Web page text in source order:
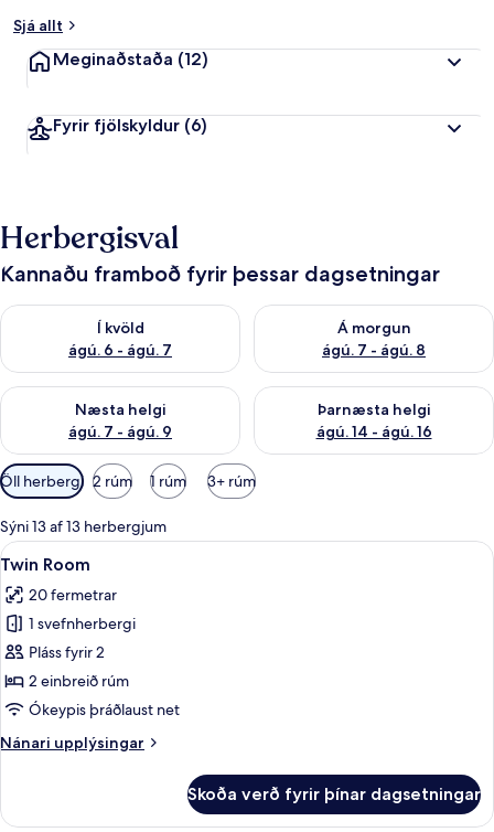
Sjá allt
Meginaðstaða (12)
Fyrir fjölskyldur (6)
Herbergisval
Kannaðu framboð fyrir þessar dagsetningar
Í kvöld
ágú. 6 - ágú. 7
Athuga framboð í kvöld ágú. 6 - ágú. 7
Á morgun
ágú. 7 - ágú. 8
Athuga framboð á morgun
Næsta helgi
ágú. 7 - ágú. 9
Athuga framboð næstu helgi ágú. 7 - ágú. 9
Þarnæsta helgi
ágú. 14 - ágú. 16
Athuga framboð þarnæstu
Síur
í
boði
fyrir
herbergi
Öll herbergi 2 rúm 1 rúm 3+ rúm
Sýni 13 af 13 herbergjum
Skoða
allar
myndir
fyrir
Twin
Room
Rúmföt úr egypskri bómull, rúmföt
4
Twin Room
20 fermetrar
1 svefnherbergi
Pláss fyrir 2
2 einbreið rúm
Ókeypis þráðlaust net
Nánari upplýsingar
Nánari
Room
Skoða verð fyrir þínar dagsetningar